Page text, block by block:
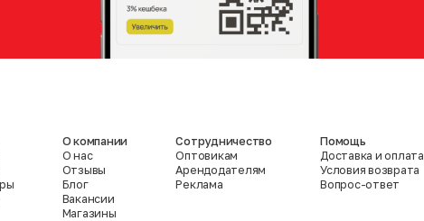
О компании
О нас
Отзывы
Блог
Вакансии
Магазины
Сотрудничество
Оптовикам
Арендодателям
Реклама
Помощь
Доставка и оплата
Условия возврата
Вопрос-ответ